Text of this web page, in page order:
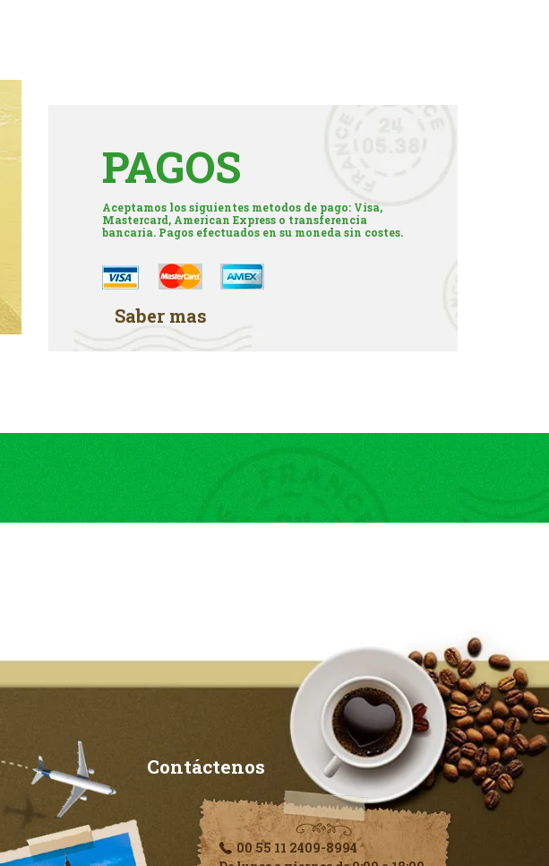
PAGOS
Aceptamos los siguientes metodos de pago: Visa,
Mastercard, American Express o transferencia
bancaria. Pagos efectuados en su moneda sin costes.
Saber mas
Contáctenos
00 55 11 2409-8994